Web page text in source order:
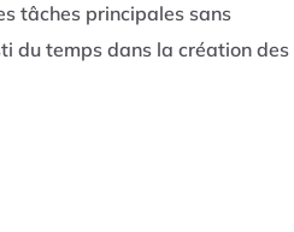
tâches principales sans
du temps dans la création des